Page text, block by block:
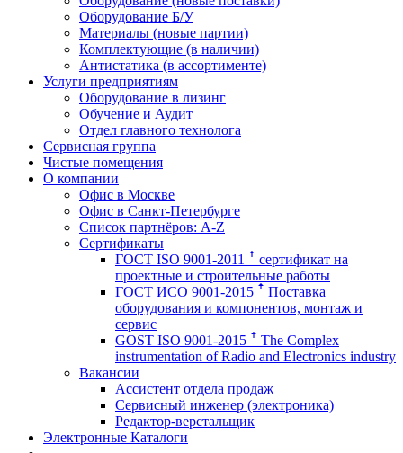
Оборудование Б/У
Материалы (новые партии)
Комплектующие (в наличии)
Антистатика (в ассортименте)
Услуги предприятиям
Оборудование в лизинг
Обучение и Аудит
Отдел главного технолога
Сервисная группа
Чистые помещения
О компании
Офис в Москве
Офис в Санкт-Петербурге
Список партнёров: A-Z
Сертификаты
ГОСТ ISO 9001-2011 ꜛ сертификат на
проектные и строительные работы
ГОСТ ИСО 9001-2015 ꜛ Поставка
оборудования и компонентов, монтаж и
сервис
GOST ISO 9001-2015 ꜛ The Complex
instrumentation of Radio and Electronics industry
Вакансии
Ассистент отдела продаж
Сервисный инженер (электроника)
Редактор-верстальщик
Электронные Каталоги